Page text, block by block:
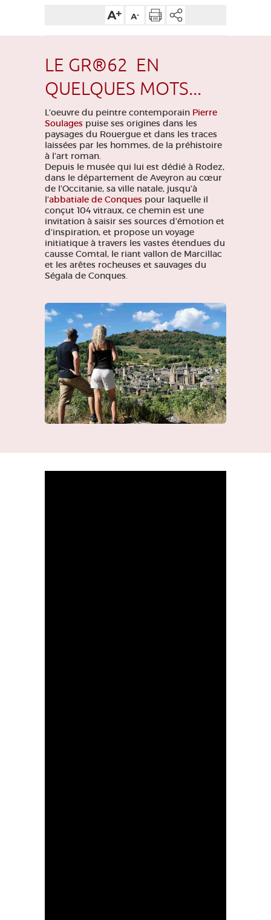
GR 65 GROUPES
FR
LE GR®62 EN
QUELQUES MOTS...
L’oeuvre du peintre contemporain Pierre
Soulages puise ses origines dans les
paysages du Rouergue et dans les traces
laissées par les hommes, de la préhistoire
à l’art roman.
Depuis le musée qui lui est dédié à Rodez,
dans le département de Aveyron au cœur
de l'Occitanie, sa ville natale, jusqu’à
l’abbatiale de Conques pour laquelle il
conçut 104 vitraux, ce chemin est une
invitation à saisir ses sources d’émotion et
d’inspiration, et propose un voyage
initiatique à travers les vastes étendues du
causse Comtal, le riant vallon de Marcillac
et les arêtes rocheuses et sauvages du
Ségala de Conques.